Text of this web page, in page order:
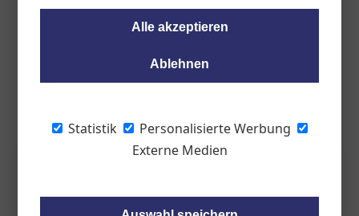
Alle akzeptieren
Ablehnen
Statistik
Personalisierte Werbung
Externe Medien
schaltet sich plötzlich ab und lässt sich nicht mehr
hochfahren. Erst nach einer wahren Odyssee gelingt es, den